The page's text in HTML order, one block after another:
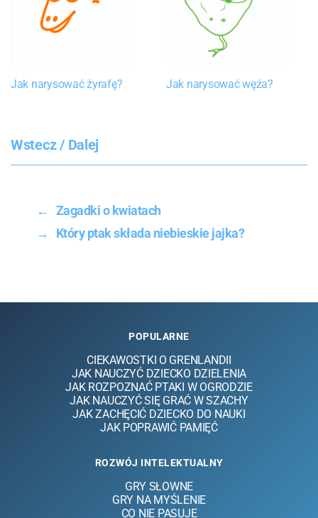
Jak narysować żyrafę? Jak narysować węża?
Wstecz / Dalej
←
Zagadki o kwiatach
→
Który ptak składa niebieskie jajka?
POPULARNE
CIEKAWOSTKI O GRENLANDII
JAK NAUCZYĆ DZIECKO DZIELENIA
JAK ROZPOZNAĆ PTAKI W OGRODZIE
JAK NAUCZYĆ SIĘ GRAĆ W SZACHY
JAK ZACHĘCIĆ DZIECKO DO NAUKI
JAK POPRAWIĆ PAMIĘĆ
ROZWÓJ INTELEKTUALNY
GRY SŁOWNE
GRY NA MYŚLENIE
CO NIE PASUJE